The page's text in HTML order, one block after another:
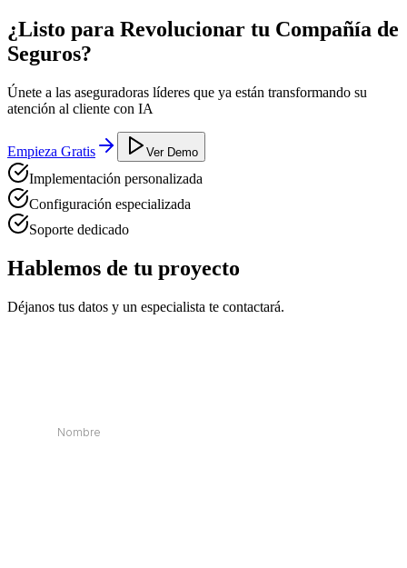
¿Listo para Revolucionar tu Compañía de
Seguros?
Únete a las aseguradoras líderes que ya están transformando su
atención al cliente con IA
Empieza Gratis Ver Demo
Implementación personalizada
Configuración especializada
Soporte dedicado
Hablemos de tu proyecto
Déjanos tus datos y un especialista te contactará.